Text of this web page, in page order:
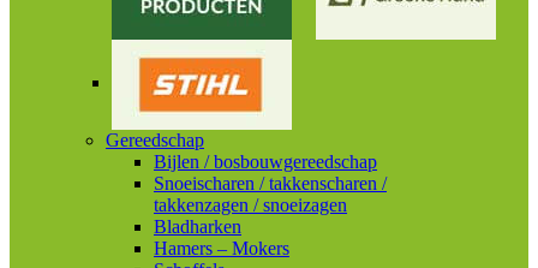
Gereedschap
Bijlen / bosbouwgereedschap
Snoeischaren / takkenscharen /
takkenzagen / snoeizagen
Bladharken
Hamers – Mokers